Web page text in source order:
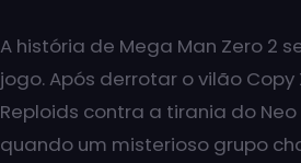
A história de Mega Man Zero 2
jogo. Após derrotar o vilão
Reploids contra a tirania do
quando um misterioso grupo